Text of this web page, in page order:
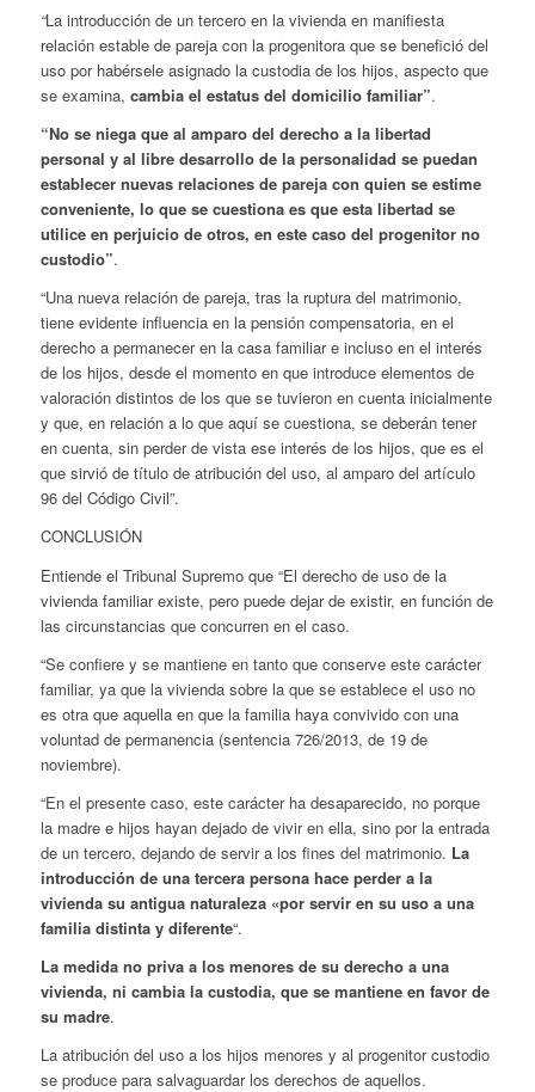
“La introducción de un tercero en la vivienda en manifiesta
relación estable de pareja con la progenitora que se benefició del
uso por habérsele asignado la custodia de los hijos, aspecto que
se examina, cambia el estatus del domicilio familiar”.
“No se niega que al amparo del derecho a la libertad
personal y al libre desarrollo de la personalidad se puedan
establecer nuevas relaciones de pareja con quien se estime
conveniente, lo que se cuestiona es que esta libertad se
utilice en perjuicio de otros, en este caso del progenitor no
custodio”.
“Una nueva relación de pareja, tras la ruptura del matrimonio,
tiene evidente influencia en la pensión compensatoria, en el
derecho a permanecer en la casa familiar e incluso en el interés
de los hijos, desde el momento en que introduce elementos de
valoración distintos de los que se tuvieron en cuenta inicialmente
y que, en relación a lo que aquí se cuestiona, se deberán tener
en cuenta, sin perder de vista ese interés de los hijos, que es el
que sirvió de título de atribución del uso, al amparo del artículo
96 del Código Civil”.
CONCLUSIÓN
Entiende el Tribunal Supremo que “El derecho de uso de la
vivienda familiar existe, pero puede dejar de existir, en función de
las circunstancias que concurren en el caso.
“Se confiere y se mantiene en tanto que conserve este carácter
familiar, ya que la vivienda sobre la que se establece el uso no
es otra que aquella en que la familia haya convivido con una
voluntad de permanencia (sentencia 726/2013, de 19 de
noviembre).
“En el presente caso, este carácter ha desaparecido, no porque
la madre e hijos hayan dejado de vivir en ella, sino por la entrada
de un tercero, dejando de servir a los fines del matrimonio. La
introducción de una tercera persona hace perder a la
vivienda su antigua naturaleza «por servir en su uso a una
familia distinta y diferente“.
La medida no priva a los menores de su derecho a una
vivienda, ni cambia la custodia, que se mantiene en favor de
su madre.
La atribución del uso a los hijos menores y al progenitor custodio
se produce para salvaguardar los derechos de aquellos.